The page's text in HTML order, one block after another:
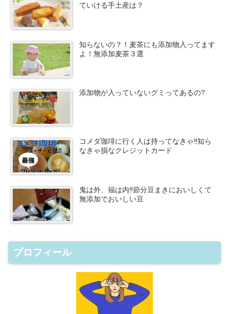
ていける手土産は？
知らないの？！麦茶にも添加物入ってます
よ！無添加麦茶３選
添加物が入っていないグミってあるの?
コメダ珈琲に行く人は持ってなきゃ‼知ら
なきゃ損なクレジットカード
鬼は外、福は内‼節分豆まきにおいしくて
無添加でおいしい豆
プロフィール